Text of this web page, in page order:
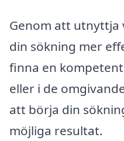
Genom att
din sökning mer
finna en kompetent
eller i de
att börja din
möjliga resultat.